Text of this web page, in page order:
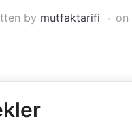
by mutfaktarifi on